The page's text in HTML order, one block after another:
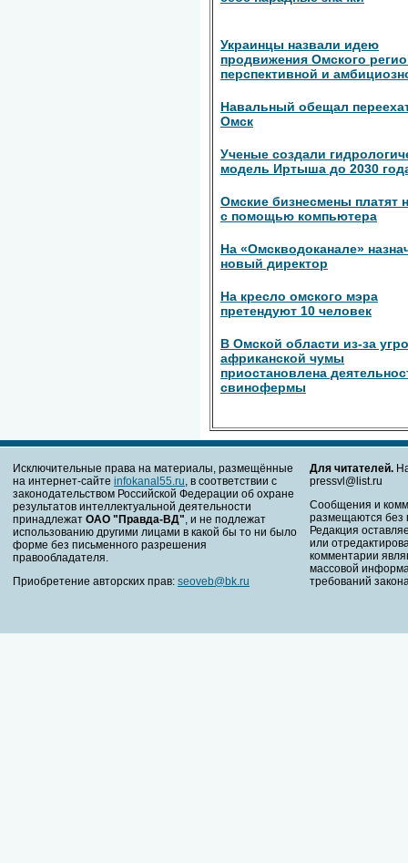
Украинцы назвали идею
продвижения Омского
перспективной и
Навальный обещал
Омск
Ученые создали
модель Иртыша до 2030
Омские бизнесмены платят
с помощью компьютера
На «Омскводоканале»
новый директор
На кресло омского мэра
претендуют 10 человек
В Омской области из-за
африканской чумы
приостановлена
свинофермы
Исключительные права на материалы, размещённые
на интернет-сайте infokanal55.ru , в соответствии с
законодательством Российской Федерации об охране
результатов интеллектуальной деятельности
принадлежат ОАО "Правда-ВД" , и не подлежат
использованию другими лицами в какой бы то ни было
форме без письменного разрешения
правообладателя.
Приобретение авторских прав: seoveb@bk.ru
Для читателей.
pressvl@list.ru
Сообщения и
размещаются без
Редакция
или
комментарии
массовой
требований